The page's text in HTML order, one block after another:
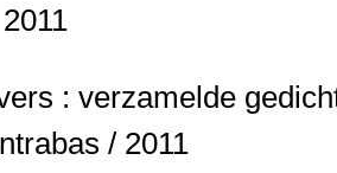
: verzamelde
/ 2011